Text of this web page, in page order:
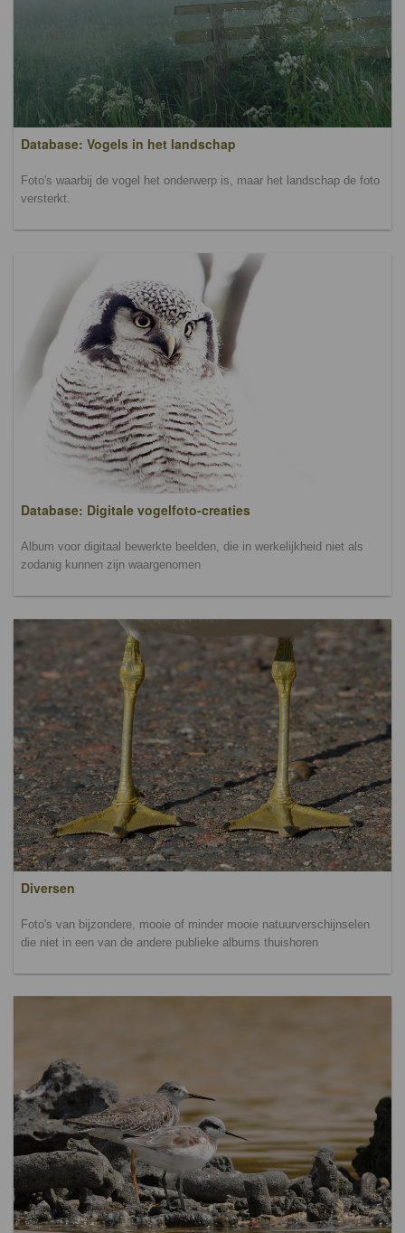
Database: Vogels in het landschap
Foto's waarbij de vogel het onderwerp is, maar het landschap de foto
versterkt.
Database: Digitale vogelfoto-creaties
Album voor digitaal bewerkte beelden, die in werkelijkheid niet als
zodanig kunnen zijn waargenomen
Diversen
Foto's van bijzondere, mooie of minder mooie natuurverschijnselen
die niet in een van de andere publieke albums thuishoren